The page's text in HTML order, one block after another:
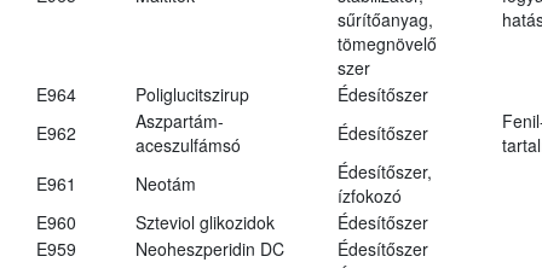
sűrítőanyag,
tömegnövelő
szer
E964 Poliglucitszirup
Édesítőszer
E962
Aszpartám-
aceszulfámsó
Édesítőszer
E961
Neotám
Édesítőszer,
ízfokozó
E960
Szteviol glikozidok
Édesítőszer
E959
Neoheszperidin DC
Édesítőszer